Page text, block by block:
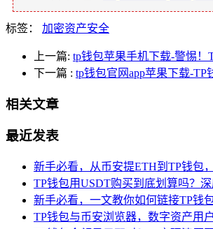
标签： 加密资产安全
上一篇: tp钱包苹果手机下载-警惕！
下一篇 : tp钱包官网app苹果下载-
相关文章
最近发表
新手必看，从币安提ETH到TP钱包
TP钱包用USDT购买到底划算吗？
新手必看，一文教你如何链接TP钱包
TP钱包与币安浏览器，数字资产用